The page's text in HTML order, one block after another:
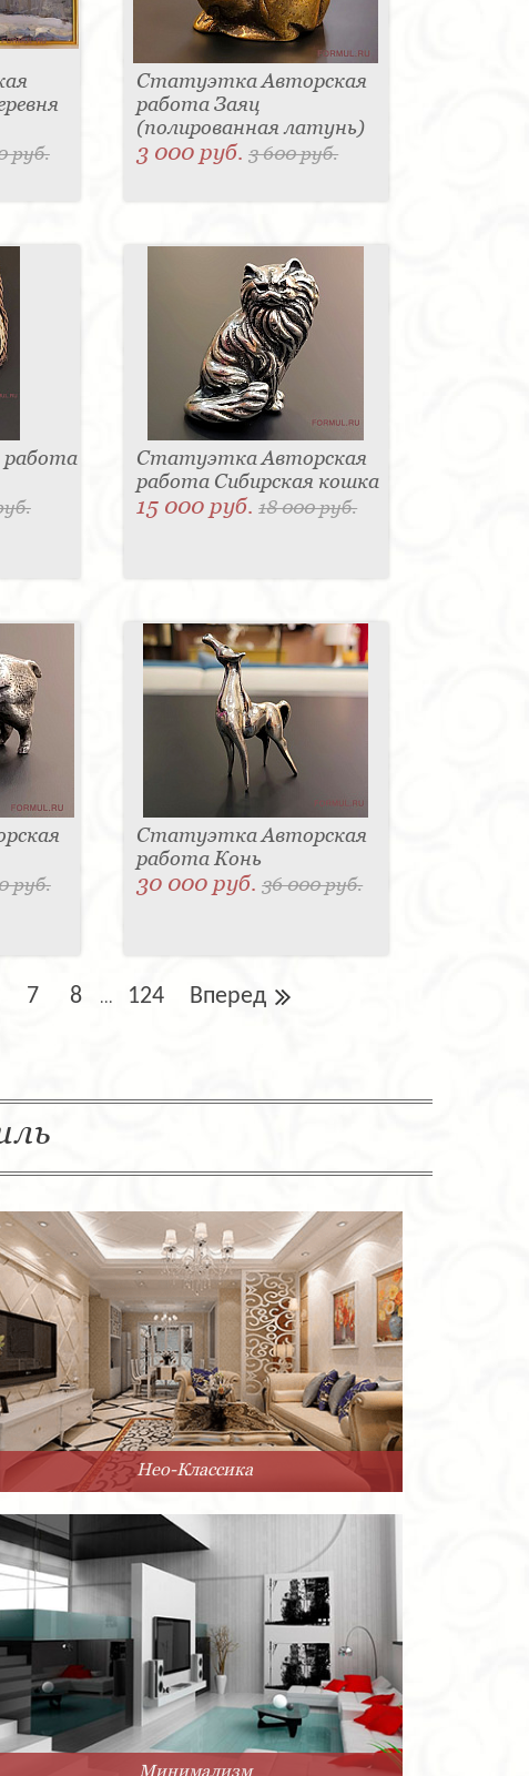
руб.
Статуэтка Авторская
работа Заяц
(полированная латунь)
3 000 руб.3 600 руб.
работа
Статуэтка Авторская
работа Сибирская кошка
15 000 руб.18 000 руб.
руб.
Статуэтка Авторская
работа Конь
30 000 руб.36 000 руб.
7 8 ... 124 Вперед
Нео-Классика
Минимализм